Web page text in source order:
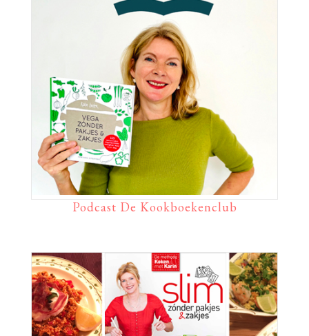
Podcast De Kookboekenclub